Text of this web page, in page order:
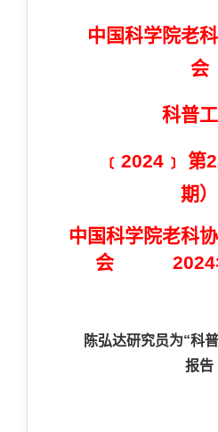
中国科学院老
会
科普
﹝2024﹞ 第
期）
中国科学院老科
会 2024年
陈弘达研究员为“科
报告